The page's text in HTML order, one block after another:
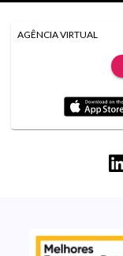
AGÊNCIA VIRTUAL